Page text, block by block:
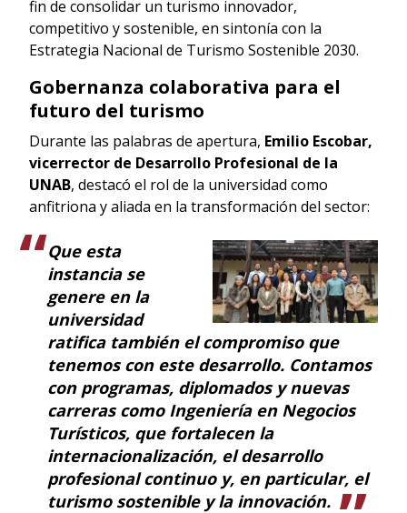
fin de consolidar un turismo innovador,
competitivo y sostenible, en sintonía con la
Estrategia Nacional de Turismo Sostenible 2030.
Gobernanza colaborativa para el
futuro del turismo
Durante las palabras de apertura, Emilio Escobar,
vicerrector de Desarrollo Profesional de la
UNAB, destacó el rol de la universidad como
anfitriona y aliada en la transformación del sector:
Que esta
instancia se
genere en la
universidad
ratifica también el compromiso que
tenemos con este desarrollo. Contamos
con programas, diplomados y nuevas
carreras como Ingeniería en Negocios
Turísticos, que fortalecen la
internacionalización, el desarrollo
profesional continuo y, en particular, el
turismo sostenible y la innovación.